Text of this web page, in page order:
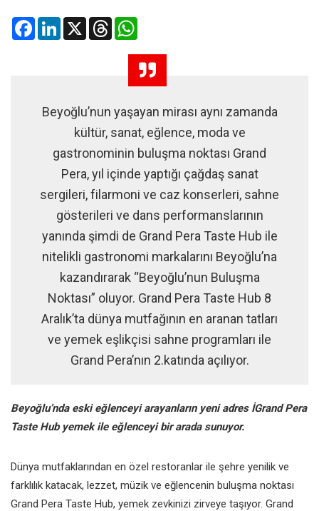
FacebookLinkedIn
X Threads
Beyoğlu’nun yaşayan mirası aynı zamanda
kültür, sanat, eğlence, moda ve
gastronominin buluşma noktası Grand
Pera, yıl içinde yaptığı çağdaş sanat
sergileri, filarmoni ve caz konserleri, sahne
gösterileri ve dans performanslarının
yanında şimdi de Grand Pera Taste Hub ile
nitelikli gastronomi markalarını Beyoğlu’na
kazandırarak “Beyoğlu’nun Buluşma
Noktası” oluyor. Grand Pera Taste Hub 8
Aralık’ta dünya mutfağının en aranan tatları
ve yemek eşlikçisi sahne programları ile
Grand Pera’nın 2.katında açılıyor.
Beyoğlu’nda eski eğlenceyi arayanların yeni adres İGrand Pera
Taste Hub yemek ile eğlenceyi bir arada sunuyor.
Dünya mutfaklarından en özel restoranlar ile şehre yenilik ve
farklılık katacak, lezzet, müzik ve eğlencenin buluşma noktası
Grand Pera Taste Hub, yemek zevkinizi zirveye taşıyor. Grand